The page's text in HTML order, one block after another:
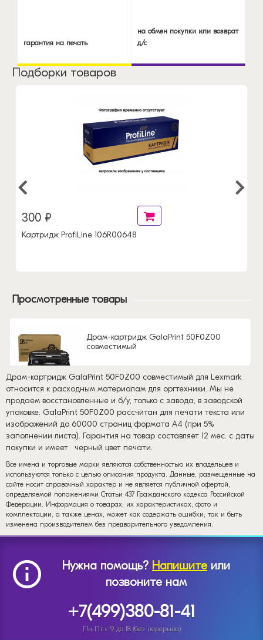
гарантия на печать
на обмен покупки или возврат
д/с
Подборки товаров
300 ₽
Картридж ProfiLine 106R00648
Просмотренные товары
Драм-картридж GalaPrint 50F0Z00
совместимый
Драм-картридж GalaPrint 50F0Z00 совместимый для Lexmark
относится к расходным материалам для оргтехники. Мы не
продаем восстановленные и б/у, только с завода, в заводской
упаковке. GalaPrint 50F0Z00 рассчитан для печати текста или
изображений до 60000 страниц формата А4 (при 5%
заполнении листа). Гарантия на товар составляет 12 мес. с даты
покупки и имеет
черный цвет печати.
Все имена и торговые марки являются собственностью их владельцев и
используются только с целью описания продукта. Данные, размещенные на
сайте носит справочный характер и не является публичной офертой,
определяемой положениями Статьи 437 Гражданского кодекса Российской
Федерации. Информация о товарах, их характеристиках, фото и
комплектации, а также ценах, может как содержать ошибки, так и быть
изменена производителем без предварительного уведомления.
Нужна помощь? Напишите или
позвоните нам
+7(499)380-81-41
Пн-Пт с 9 до 18 (без перерыва)